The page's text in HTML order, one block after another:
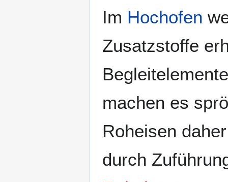
Im Hochofen
Zusatzstoffe
machen es
Roheisen
durch